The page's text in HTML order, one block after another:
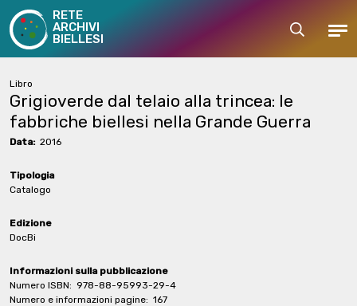
RETE
ARCHIVI
BIELLESI
Cerca
Libro
Grigioverde dal telaio alla trincea: le
fabbriche biellesi nella Grande Guerra
Data: 2016
Tipologia
Catalogo
Edizione
DocBi
Informazioni sulla pubblicazione
Numero ISBN: 978-88-95993-29-4
Numero e informazioni pagine: 167